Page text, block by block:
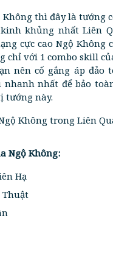
Không thì đây là tướng
khủng nhất Liên
cực cao Ngộ Không
chỉ với 1 combo skill
nên cố gắng áp đảo
nhanh nhất để bảo
tướng này.
Ngộ Không:
Hạ
Thuật